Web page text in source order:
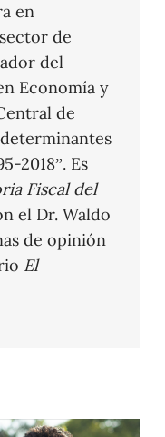
en
de
del
Economía y
de
2018”. Es
Fiscal del
el Dr. Waldo
de opinión
El